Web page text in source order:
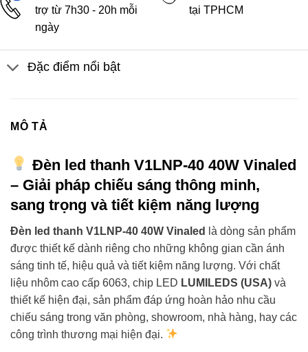
trợ từ 7h30 - 20h mỗi
ngày
tại TPHCM
Đặc điểm nổi bật
MÔ TẢ
Đèn led thanh V1LNP-40 40W Vinaled
– Giải pháp chiếu sáng thông minh,
sang trọng và tiết kiệm năng lượng
Đèn led thanh V1LNP-40 40W Vinaled
là dòng sản phẩm
được thiết kế dành riêng cho những không gian cần ánh
sáng tinh tế, hiệu quả và tiết kiệm năng lượng. Với chất
liệu nhôm cao cấp 6063, chip LED LUMILEDS (USA) và
thiết kế hiện đại, sản phẩm đáp ứng hoàn hảo nhu cầu
chiếu sáng trong văn phòng, showroom, nhà hàng, hay các
công trình thương mại hiện đại.